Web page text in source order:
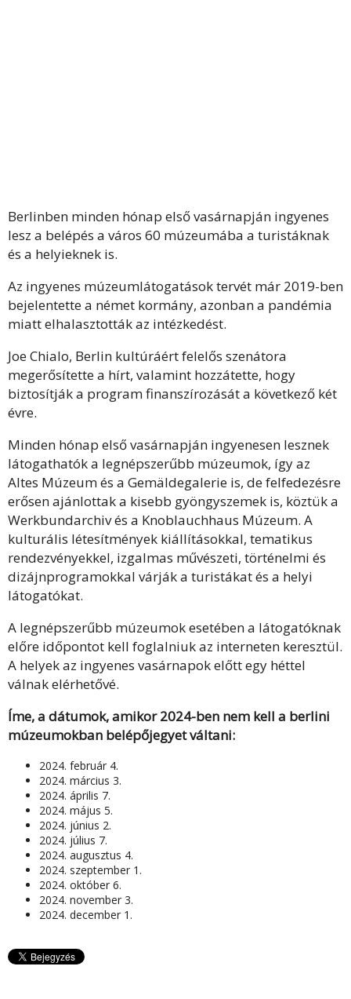
Berlinben minden hónap első vasárnapján ingyenes
lesz a belépés a város 60 múzeumába a turistáknak
és a helyieknek is.
Az ingyenes múzeumlátogatások tervét már 2019-ben
bejelentette a német kormány, azonban a pandémia
miatt elhalasztották az intézkedést.
Joe Chialo, Berlin kultúráért felelős szenátora
megerősítette a hírt, valamint hozzátette, hogy
biztosítják a program finanszírozását a következő két
évre.
Minden hónap első vasárnapján ingyenesen lesznek
látogathatók a legnépszerűbb múzeumok, így az
Altes Múzeum és a Gemäldegalerie is, de felfedezésre
erősen ajánlottak a kisebb gyöngyszemek is, köztük a
Werkbundarchiv és a Knoblauchhaus Múzeum. A
kulturális létesítmények kiállításokkal, tematikus
rendezvényekkel, izgalmas művészeti, történelmi és
dizájnprogramokkal várják a turistákat és a helyi
látogatókat.
A legnépszerűbb múzeumok esetében a látogatóknak
előre időpontot kell foglalniuk az interneten keresztül.
A helyek az ingyenes vasárnapok előtt egy héttel
válnak elérhetővé.
Íme, a dátumok, amikor 2024-ben nem kell a berlini
múzeumokban belépőjegyet váltani:
2024. február 4.
2024. március 3.
2024. április 7.
2024. május 5.
2024. június 2.
2024. július 7.
2024. augusztus 4.
2024. szeptember 1.
2024. október 6.
2024. november 3.
2024. december 1.